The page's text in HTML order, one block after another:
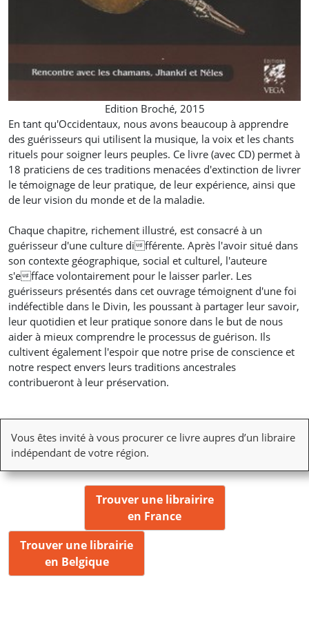
Edition Broché, 2015
En tant qu'Occidentaux, nous avons beaucoup à apprendre
des guérisseurs qui utilisent la musique, la voix et les chants
rituels pour soigner leurs peuples. Ce livre (avec CD) permet à
18 praticiens de ces traditions menacées d'extinction de livrer
le témoignage de leur pratique, de leur expérience, ainsi que
de leur vision du monde et de la maladie.
Chaque chapitre, richement illustré, est consacré à un
guérisseur d'une culture différente. Après l'avoir situé dans
son contexte géographique, social et culturel, l'auteure
s'efface volontairement pour le laisser parler. Les
guérisseurs présentés dans cet ouvrage témoignent d'une foi
indéfectible dans le Divin, les poussant à partager leur savoir,
leur quotidien et leur pratique sonore dans le but de nous
aider à mieux comprendre le processus de guérison. Ils
cultivent également l'espoir que notre prise de conscience et
notre respect envers leurs traditions ancestrales
contribueront à leur préservation.
Vous êtes invité à vous procurer ce livre aupres d’un libraire
indépendant de votre région.
Trouver une librairire
en France
Trouver une librairie
en Belgique